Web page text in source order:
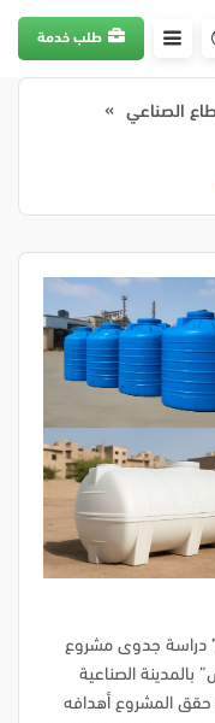
طلب خدمة
الصناعي
دراسة جدوى مشروع
بالمدينة الصناعية
حقق المشروع أهدافه